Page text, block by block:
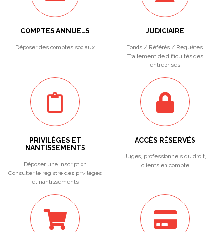
COMPTES ANNUELS
Déposer des comptes sociaux
JUDICIAIRE
Fonds / Référés / Requêtes.
Traitement de difficultés des
entreprises
PRIVILÈGES ET
NANTISSEMENTS
Déposer une inscription
Consulter le registre des privilèges
et nantissements
ACCÈS RÉSERVÉS
Juges, professionnels du droit,
clients en compte